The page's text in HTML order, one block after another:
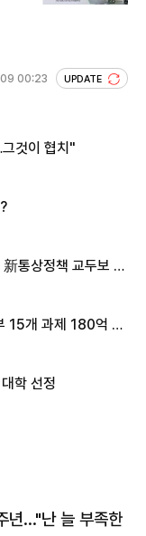
00:23 UPDATE
것이 협치"
통상정책 교두보 활
15개 과제 180억 지
학 선정
년…"난 늘 부족한